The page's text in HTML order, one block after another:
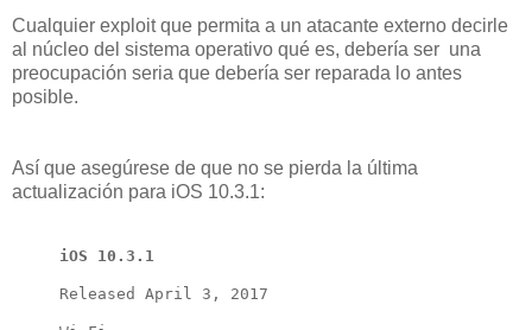
Cualquier exploit que permita a un atacante externo decirle
al núcleo del sistema operativo qué es, debería ser una
preocupación seria que debería ser reparada lo antes
posible.
Así que asegúrese de que no se pierda la última
actualización para iOS 10.3.1:
iOS 10.3.1
Released April 3, 2017